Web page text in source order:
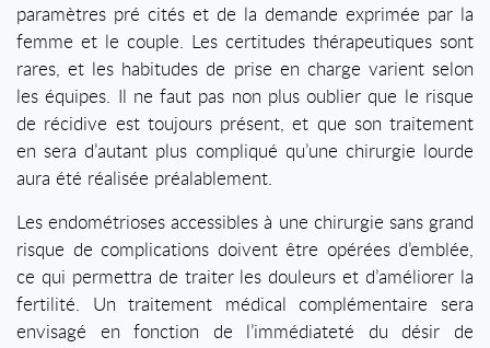
paramètres pré cités et de la demande exprimée par la
femme et le couple. Les certitudes thérapeutiques sont
rares, et les habitudes de prise en charge varient selon
les équipes. Il ne faut pas non plus oublier que le risque
de récidive est toujours présent, et que son traitement
en sera d’autant plus compliqué qu’une chirurgie lourde
aura été réalisée préalablement.
Les endométrioses accessibles à une chirurgie sans grand
risque de complications doivent être opérées d’emblée,
ce qui permettra de traiter les douleurs et d’améliorer la
fertilité. Un traitement médical complémentaire sera
envisagé en fonction de l’immédiateté du désir de